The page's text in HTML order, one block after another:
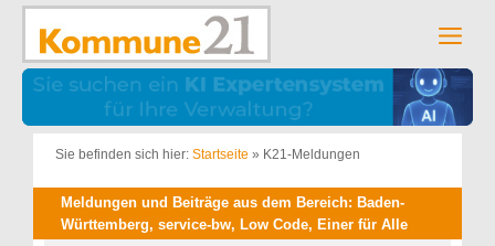
Zum
springen
Sie befinden sich hier: Startseite » K21-Meldungen
Meldungen und Beiträge aus dem Bereich: Baden-
Württemberg, service-bw, Low Code, Einer für Alle